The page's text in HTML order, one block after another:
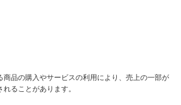
品の購入やサービスの利用により、売上の一部が
ることがあります。